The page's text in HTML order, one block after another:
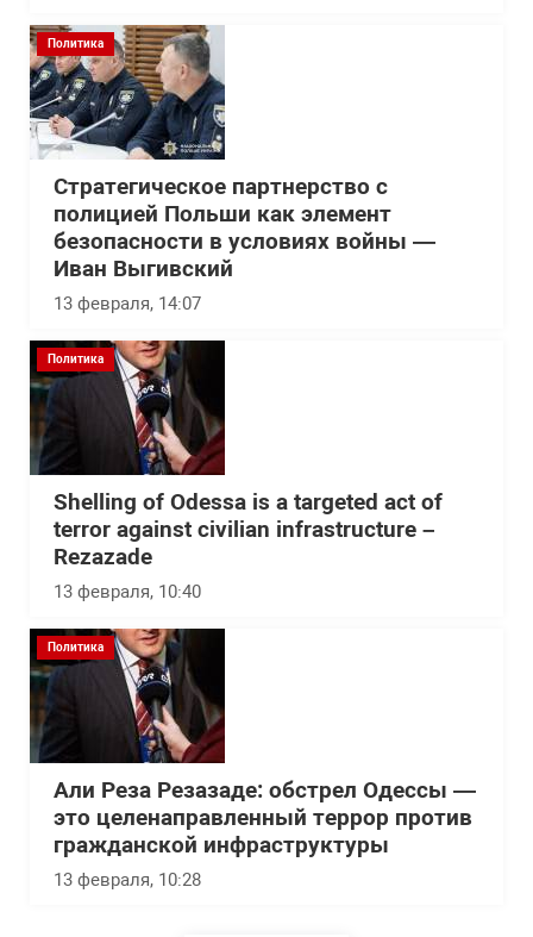
Политика
Стратегическое партнерство с
полицией Польши как элемент
безопасности в условиях войны —
Иван Выгивский
13 февраля, 14:07
Политика
Shelling of Odessa is a targeted act of
terror against civilian infrastructure –
Rezazade
13 февраля, 10:40
Политика
Али Реза Резазаде: обстрел Одессы —
это целенаправленный террор против
гражданской инфраструктуры
13 февраля, 10:28